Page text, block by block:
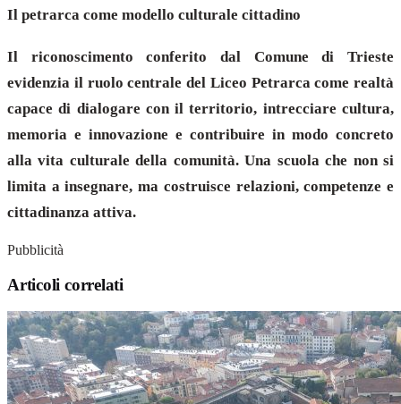
Il petrarca come modello culturale cittadino
Il riconoscimento conferito dal Comune di Trieste
evidenzia il ruolo centrale del Liceo Petrarca come realtà
capace di dialogare con il territorio, intrecciare cultura,
memoria e innovazione e contribuire in modo concreto
alla vita culturale della comunità. Una scuola che non si
limita a insegnare, ma costruisce relazioni, competenze e
cittadinanza attiva.
Pubblicità
Articoli correlati